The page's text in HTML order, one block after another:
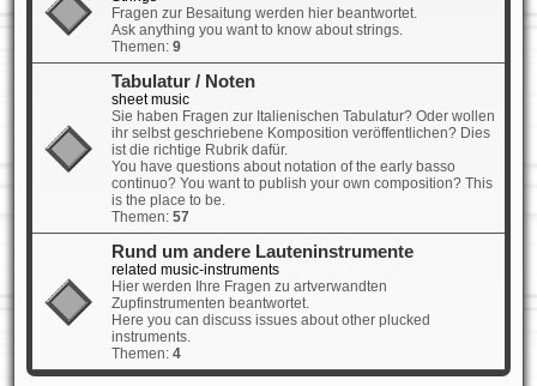
Fragen zur Besaitung werden hier beantwortet.
Ask anything you want to know about strings.
Themen: 9
Tabulatur / Noten
sheet music
Sie haben Fragen zur Italienischen Tabulatur? Oder wollen
ihr selbst geschriebene Komposition veröffentlichen? Dies
ist die richtige Rubrik dafür.
You have questions about notation of the early basso
continuo? You want to publish your own composition? This
is the place to be.
Themen: 57
Rund um andere Lauteninstrumente
related music-instruments
Hier werden Ihre Fragen zu artverwandten
Zupfinstrumenten beantwortet.
Here you can discuss issues about other plucked
instruments.
Themen: 4